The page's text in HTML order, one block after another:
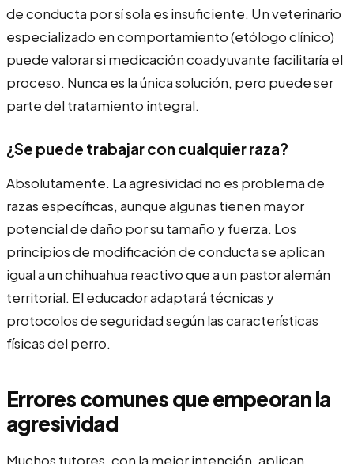
de conducta por sí sola es insuficiente. Un veterinario
especializado en comportamiento (etólogo clínico)
puede valorar si medicación coadyuvante facilitaría el
proceso. Nunca es la única solución, pero puede ser
parte del tratamiento integral.
¿Se puede trabajar con cualquier raza?
Absolutamente. La agresividad no es problema de
razas específicas, aunque algunas tienen mayor
potencial de daño por su tamaño y fuerza. Los
principios de modificación de conducta se aplican
igual a un chihuahua reactivo que a un pastor alemán
territorial. El educador adaptará técnicas y
protocolos de seguridad según las características
físicas del perro.
Errores comunes que empeoran la
agresividad
Muchos tutores, con la mejor intención, aplican